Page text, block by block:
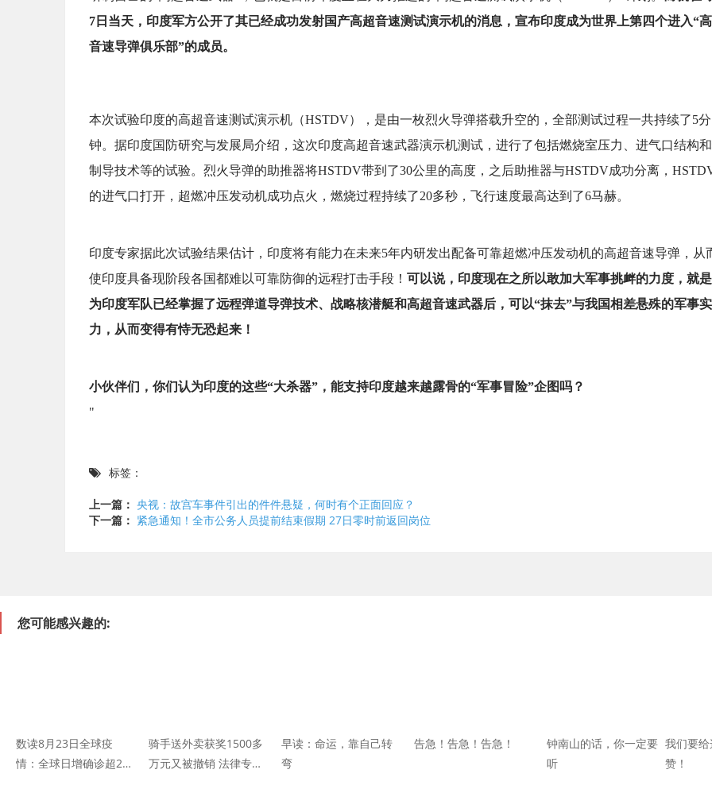
7日当天，印度军方公开了其已经成功发射国产高超音速测试演示机的消息，宣布印度成为世界上第四个进入“
音速导弹俱乐部”的成员。
本次试验印度的高超音速测试演示机（HSTDV），是由一枚烈火导弹搭载升空的，全部测试过程一共持续了5分
钟。据印度国防研究与发展局介绍，这次印度高超音速武器演示机测试，进行了包括燃烧室压力、进气口结构
制导技术等的试验。烈火导弹的助推器将HSTDV带到了30公里的高度，之后助推器与HSTDV成功分离，
的进气口打开，超燃冲压发动机成功点火，燃烧过程持续了20多秒，飞行速度最高达到了6马赫。
印度专家据此次试验结果估计，印度将有能力在未来5年内研发出配备可靠超燃冲压发动机的高超音速导弹，从
使印度具备现阶段各国都难以可靠防御的远程打击手段！ 可以说，印度现在之所以敢加大军事挑衅的力度，就
为印度军队已经掌握了远程弹道导弹技术、战略核潜艇和高超音速武器后，可以“抹去”与我国相差悬殊的军事实
力，从而变得有恃无恐起来！
小伙伴们，你们认为印度的这些“大杀器”，能支持印度越来越露骨的“军事冒险”企图吗？
"
标签：
上一篇： 央视：故宫车事件引出的件件悬疑，何时有个正面回应？
下一篇： 紧急通知！全市公务人员提前结束假期 27日零时前返回岗位
您可能感兴趣的:
数读8月23日全球疫
情：全球日增确诊超23
骑手送外卖获奖1500多
万元又被撤销 法律专
早读：命运，靠自己转
弯
告急！告急！告急！
钟南山的话，你一定要
听
我们要
赞！